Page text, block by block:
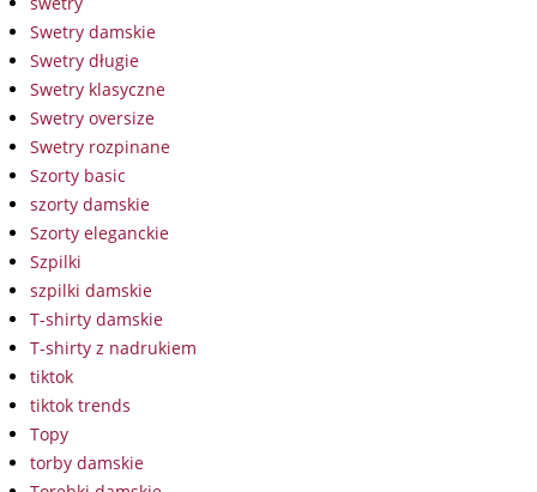
Swetry damskie
Swetry długie
Swetry klasyczne
Swetry oversize
Swetry rozpinane
Szorty basic
szorty damskie
Szorty eleganckie
Szpilki
szpilki damskie
T-shirty damskie
T-shirty z nadrukiem
tiktok
tiktok trends
Topy
torby damskie